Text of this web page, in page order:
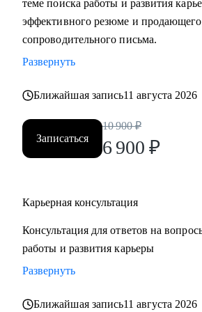
• Составить «продающее» резюме
формата
• Выбрать между несколькими
Кому могу помочь:
Руководителям и специалистам из
сервисов и из госструктур по
• Административный блок (финансы,
ОТиТБ, СБ, ПТО, АХО, GR,
договорная работа)
• Производственно-технический блок,
теме поиска работы и развития
эффективного резюме и продающего
сопроводительного письма.
Развернуть
Ближайшая запись11 августа 2026
Записаться
10 900 ₽
6 900 ₽
Карьерная консультация
Консультация для ответов на
работы и развития карьеры
Развернуть
Ближайшая запись11 августа 2026